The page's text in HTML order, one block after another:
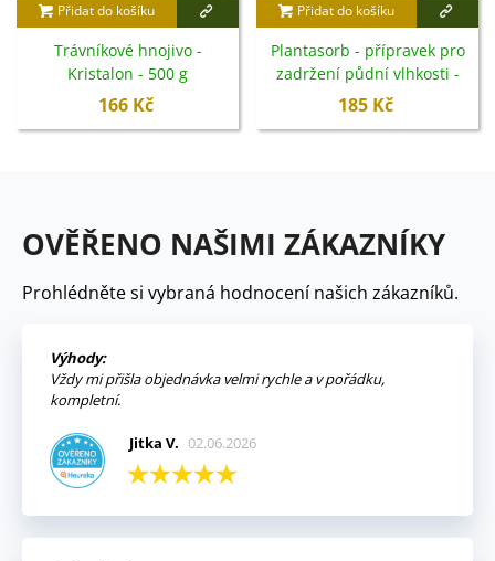
Přidat do košíku
Trávníkové hnojivo -
Kristalon - 500 g
166 Kč
Přidat do košíku
Plantasorb - přípravek pro
zadržení půdní vlhkosti -
Symbiom - 750 g
185 Kč
OVĚŘENO NAŠIMI ZÁKAZNÍKY
Prohlédněte si vybraná hodnocení našich zákazníků.
Výhody:
Vždy mi přišla objednávka velmi rychle a v pořádku,
kompletní.
Jitka V. 02.06.2026